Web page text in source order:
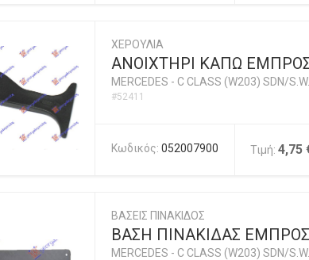
ΧΕΡΟΥΛΙΑ
ΑΝΟΙΧΤΗΡΙ ΚΑΠΩ
MERCEDES - C CLASS (W203) SDN/
#52411
Κωδικός: 052007900 Τιμή: 4,75
ΒΑΣΕΙΣ ΠΙΝΑΚΙΔΟΣ
ΒΑΣΗ ΠΙΝΑΚΙΔΑΣ
MERCEDES - C CLASS (W203) SDN/